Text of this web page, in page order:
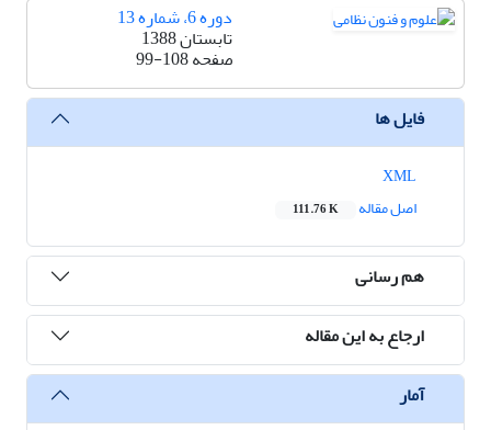
دوره 6، شماره 13
تابستان 1388
صفحه99-108
فایل ها
اصل مقاله
111.76 K
هم رسانی
ارجاع به این مقاله
آمار